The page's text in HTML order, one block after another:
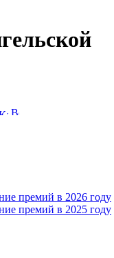
премий в 2026 году
премий в 2025 году